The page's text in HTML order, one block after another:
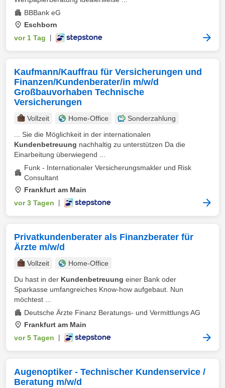
BBBank eG
Eschborn
vor 1 Tag
Kaufmann/Kauffrau für Versicherungen und
Finanzen/Kundenberater/in m/w/d
Großbauvorhaben Technische
Versicherungen
Vollzeit Home-Office
Sonderzahlung
... Sie die Möglichkeit in der internationalen
Kundenbetreuung nachhaltig zu unterstützen Da die
Einarbeitung überwiegend ...
Funk - Internationaler Versicherungsmakler und Risk
Consultant
Frankfurt am Main
vor 3 Tagen
Privatkundenberater als Finanzberater für
Ärzte m/w/d
Vollzeit
Home-Office
Du hast in der Kundenbetreuung einer Bank oder
Sparkasse umfangreiches Know-how aufgebaut. Nun
möchtest ...
Deutsche Ärzte Finanz Beratungs- und Vermittlungs AG
Frankfurt am Main
vor 5 Tagen
Augenoptiker - Technischer Kundenservice /
Beratung m/w/d